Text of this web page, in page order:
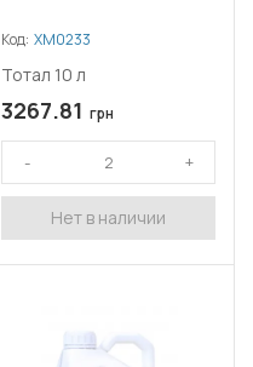
Код: ХМ0233
Тотал 10 л
3267.81 грн
Нет в наличии